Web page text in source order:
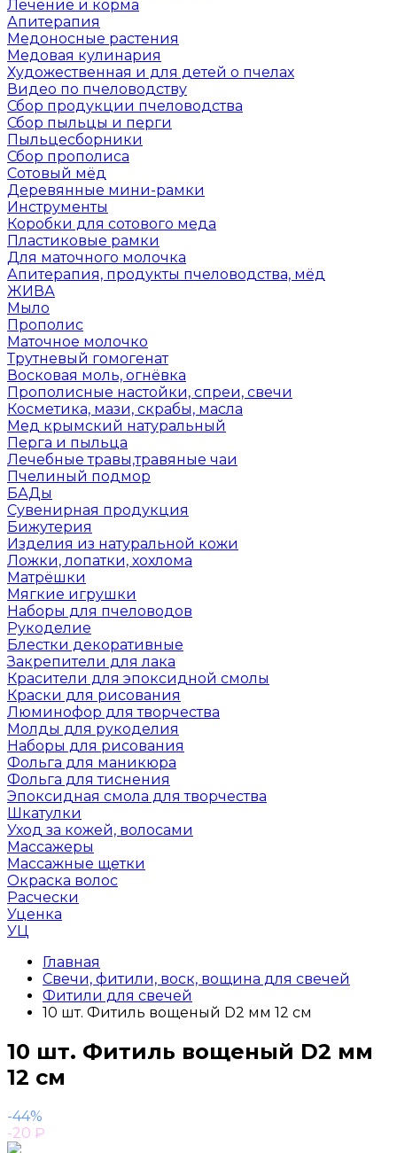
Лечение и корма
Апитерапия
Медоносные растения
Медовая кулинария
Художественная и для детей о пчелах
Видео по пчеловодству
Сбор продукции пчеловодства
Сбор пыльцы и перги
Пыльцесборники
Сбор прополиса
Сотовый мёд
Деревянные мини-рамки
Инструменты
Коробки для сотового меда
Пластиковые рамки
Для маточного молочка
Апитерапия, продукты пчеловодства, мёд
ЖИВА
Мыло
Прополис
Маточное молочко
Трутневый гомогенат
Восковая моль, огнёвка
Прополисные настойки, спреи, свечи
Косметика, мази, скрабы, масла
Мед крымский натуральный
Перга и пыльца
Лечебные травы,травяные чаи
Пчелиный подмор
БАДы
Сувенирная продукция
Бижутерия
Изделия из натуральной кожи
Ложки, лопатки, хохлома
Матрёшки
Мягкие игрушки
Наборы для пчеловодов
Рукоделие
Блестки декоративные
Закрепители для лака
Красители для эпоксидной смолы
Краски для рисования
Люминофор для творчества
Молды для рукоделия
Наборы для рисования
Фольга для маникюра
Фольга для тиснения
Эпоксидная смола для творчества
Шкатулки
Уход за кожей, волосами
Массажеры
Массажные щетки
Окраска волос
Расчески
Уценка
УЦ
Главная
Свечи, фитили, воск, вощина для свечей
Фитили для свечей
10 шт. Фитиль вощеный D2 мм 12 см
10 шт. Фитиль вощеный D2 мм
12 см
-44%
-20 ₽